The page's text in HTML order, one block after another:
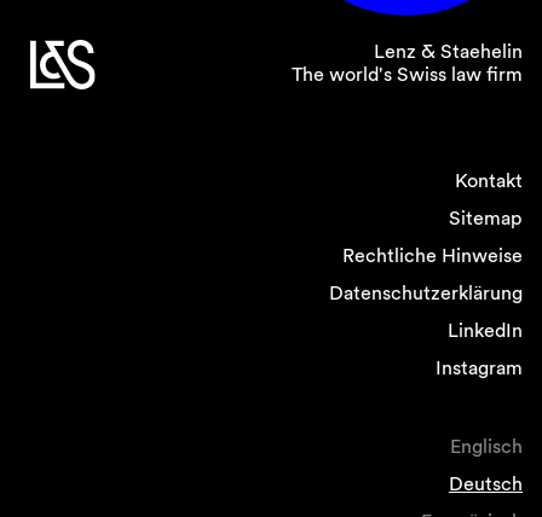
Lenz & Staehelin
The world's Swiss law firm
Kontakt
Sitemap
Rechtliche Hinweise
Datenschutzerklärung
LinkedIn
Instagram
Englisch
Deutsch